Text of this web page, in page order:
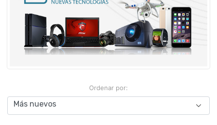
Ordenar por: